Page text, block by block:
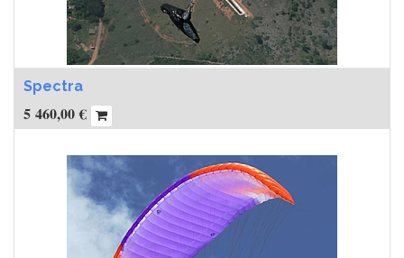
Spectra
5 460,00€